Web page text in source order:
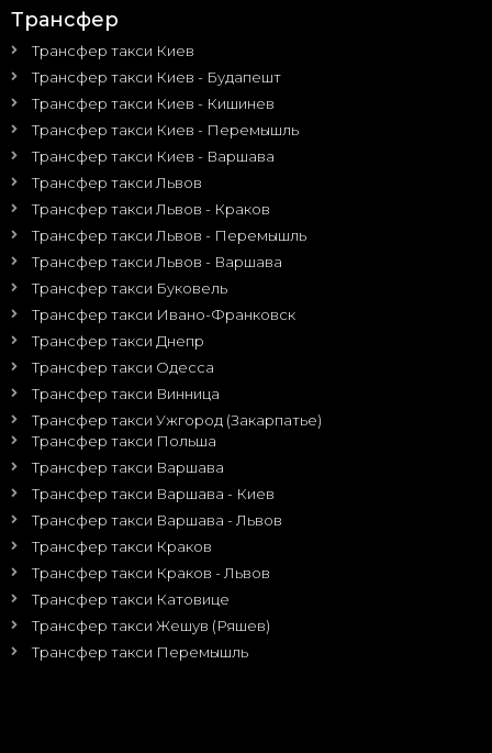
Трансфер
Трансфер такси Киев
Трансфер такси Киев - Будапешт
Трансфер такси Киев - Кишинев
Трансфер такси Киев - Перемышль
Трансфер такси Киев - Варшава
Трансфер такси Львов
Трансфер такси Львов - Краков
Трансфер такси Львов - Перемышль
Трансфер такси Львов - Варшава
Трансфер такси Буковель
Трансфер такси Ивано-Франковск
Трансфер такси Днепр
Трансфер такси Одесса
Трансфер такси Винница
Трансфер такси Ужгород (Закарпатье)
Трансфер такси Польша
Трансфер такси Варшава
Трансфер такси Варшава - Киев
Трансфер такси Варшава - Львов
Трансфер такси Краков
Трансфер такси Краков - Львов
Трансфер такси Катовице
Трансфер такси Жешув (Ряшев)
Трансфер такси Перемышль